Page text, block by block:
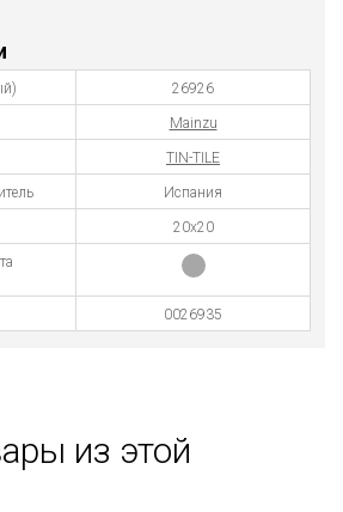
26926
Mainzu
TIN-TILE
Испания
20x20
0026935
из этой